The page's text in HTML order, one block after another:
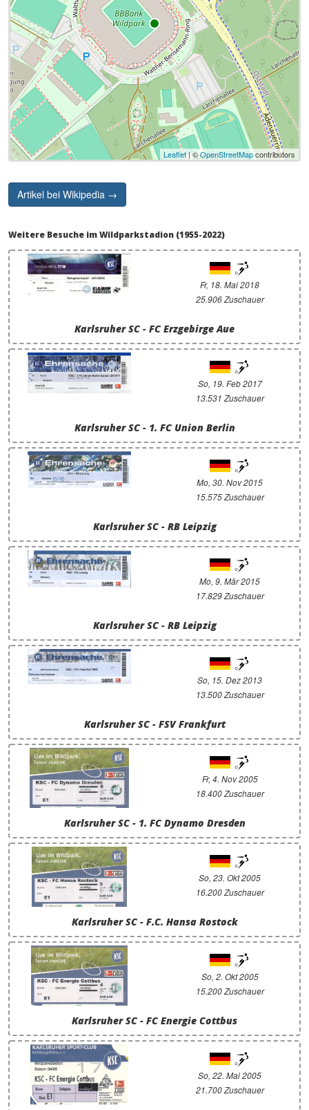
Leaflet| ©OpenStreetMapcontributors
Artikel bei Wikipedia →
Weitere Besuche im Wildparkstadion (1955-2022)
Fr, 18. Mai 2018
25.906 Zuschauer
Karlsruher SC - FC Erzgebirge Aue
So, 19. Feb 2017
13.531 Zuschauer
Karlsruher SC - 1. FC Union Berlin
Mo, 30. Nov 2015
15.575 Zuschauer
Karlsruher SC - RB Leipzig
Mo, 9. Mär 2015
17.829 Zuschauer
Karlsruher SC - RB Leipzig
So, 15. Dez 2013
13.500 Zuschauer
Karlsruher SC - FSV Frankfurt
Fr, 4. Nov 2005
18.400 Zuschauer
Karlsruher SC - 1. FC Dynamo Dresden
So, 23. Okt 2005
16.200 Zuschauer
Karlsruher SC - F.C. Hansa Rostock
So, 2. Okt 2005
15.200 Zuschauer
Karlsruher SC - FC Energie Cottbus
So, 22. Mai 2005
21.700 Zuschauer